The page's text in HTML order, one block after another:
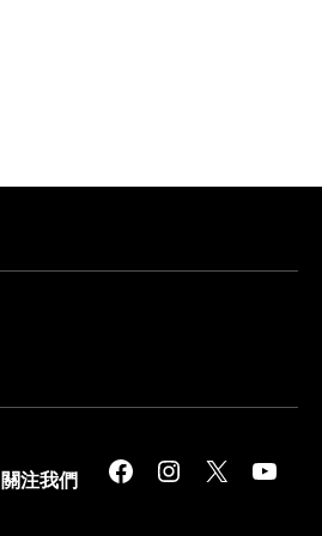
關注我們 Facebook Instagram X YouTube